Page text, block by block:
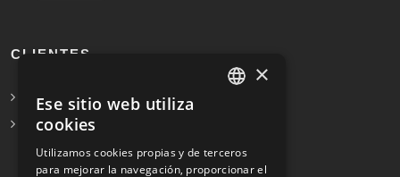
CLIENTES
Solicita Presupuesto Gratis
Preguntas frecuentes
×
Ese sitio web utiliza
cookies
Utilizamos cookies propias y de terceros
para mejorar la navegación, proporcionar el